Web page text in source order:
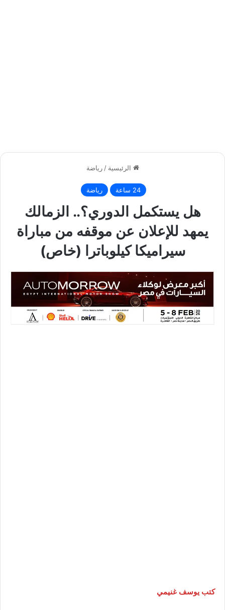
الرئيسية / رياضة
24 ساعة رياضة
هل يستكمل الدوري؟.. الزمالك
يمهد للإعلان عن موقفه من مباراة
سيراميكا كيلوباترا (خاص)
كتب يوسف غنيمي